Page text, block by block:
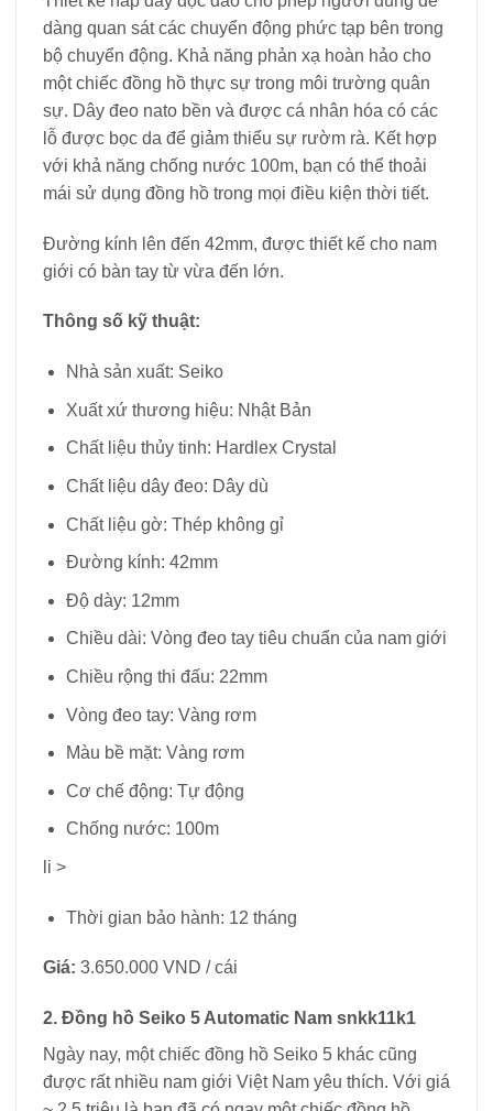
dàng quan sát các chuyển động phức tạp bên trong
bộ chuyển động. Khả năng phản xạ hoàn hảo cho
một chiếc đồng hồ thực sự trong môi trường quân
sự. Dây đeo nato bền và được cá nhân hóa có các
lỗ được bọc da để giảm thiểu sự rườm rà. Kết hợp
với khả năng chống nước 100m, bạn có thể thoải
mái sử dụng đồng hồ trong mọi điều kiện thời tiết.
Đường kính lên đến 42mm, được thiết kế cho nam
giới có bàn tay từ vừa đến lớn.
Thông số kỹ thuật:
Nhà sản xuất: Seiko
Xuất xứ thương hiệu: Nhật Bản
Chất liệu thủy tinh: Hardlex Crystal
Chất liệu dây đeo: Dây dù
Chất liệu gờ: Thép không gỉ
Đường kính: 42mm
Độ dày: 12mm
Chiều dài: Vòng đeo tay tiêu chuẩn của nam giới
Chiều rộng thi đấu: 22mm
Vòng đeo tay: Vàng rơm
Màu bề mặt: Vàng rơm
Cơ chế động: Tự động
Chống nước: 100m
li >
Thời gian bảo hành: 12 tháng
Giá: 3.650.000 VND / cái
2. Đồng hồ Seiko 5 Automatic Nam snkk11k1
Ngày nay, một chiếc đồng hồ Seiko 5 khác cũng
được rất nhiều nam giới Việt Nam yêu thích. Với giá